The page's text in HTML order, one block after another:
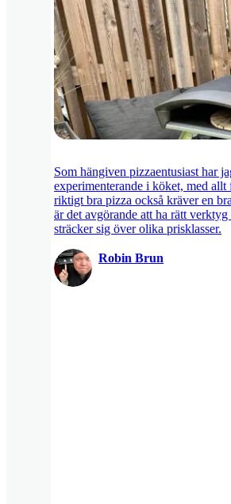
Som hängiven pizzaentusiast har
experimenterande i köket, med
riktigt bra pizza också kräver en
är det avgörande att ha rätt
sträcker sig över olika prisklasser.
Robin Brun